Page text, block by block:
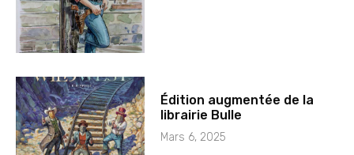
Édition augmentée de la
librairie Bulle
Mars 6, 2025